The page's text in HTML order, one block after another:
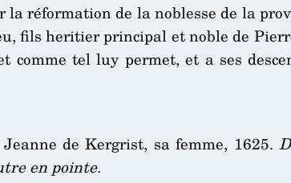
réformation de la noblesse de la
fils heritier principal et noble de
comme tel luy permet, et a ses
de Kergrist, sa femme, 1625.
en pointe.